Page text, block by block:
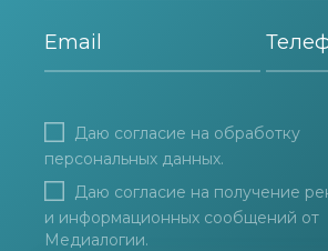
Даю согласие на обработку
персональных данных.
Даю согласие на получение
и информационных сообщений от
Медиалогии.